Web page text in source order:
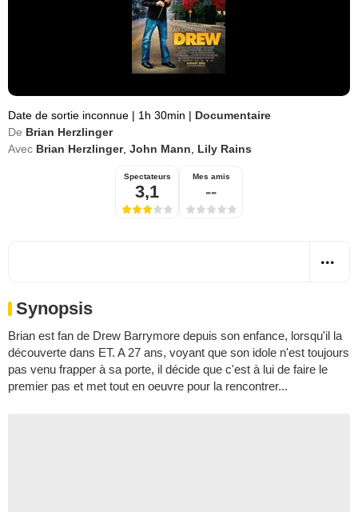
Date de sortie inconnue | 1h 30min | Documentaire
De Brian Herzlinger
Avec Brian Herzlinger, John Mann Lily Rains
Spectateurs
3,1
Mes amis
--
Synopsis
Brian est fan de Drew Barrymore depuis son enfance, lorsqu'il la
découverte dans ET. A 27 ans, voyant que son idole n'est toujours
pas venu frapper à sa porte, il décide que c'est à lui de faire le
premier pas et met tout en oeuvre pour la rencontrer...